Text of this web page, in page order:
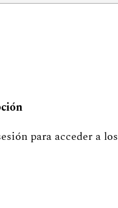
para acceder a los